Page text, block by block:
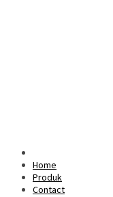
Home
Produk
Contact